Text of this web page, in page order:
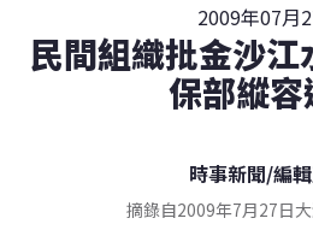
2009年07月
民間組織批金沙江
保部縱容
時事新聞/編
摘錄自2009年7月27日